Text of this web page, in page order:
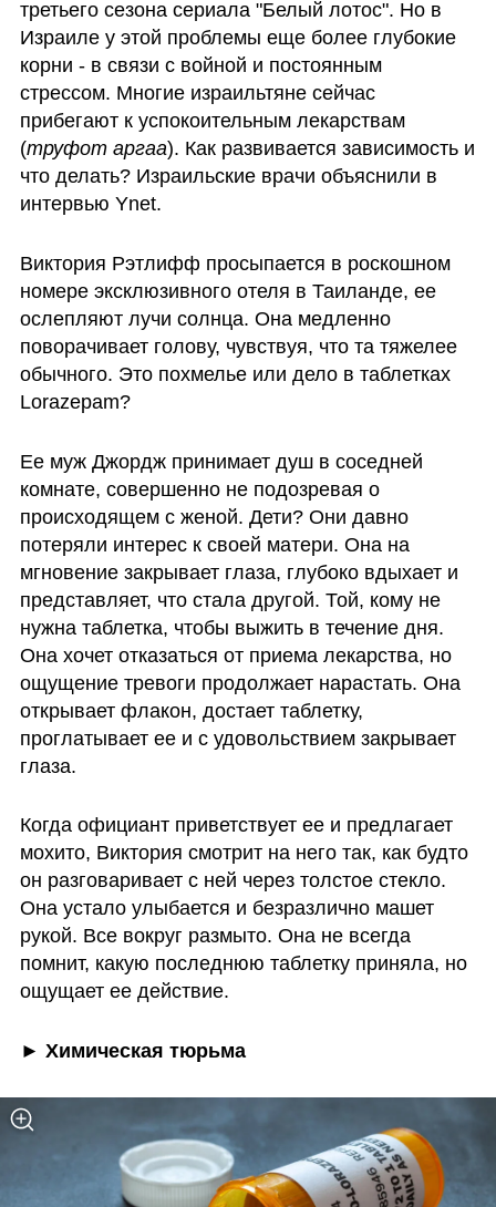
третьего сезона сериала "Белый лотос". Но в
Израиле у этой проблемы еще более глубокие
корни - в связи с войной и постоянным
стрессом. Многие израильтяне сейчас
прибегают к успокоительным лекарствам
(труфот аргаа). Как развивается зависимость и
что делать? Израильские врачи объяснили в
интервью Ynet.
Виктория Рэтлифф просыпается в роскошном
номере эксклюзивного отеля в Таиланде, ее
ослепляют лучи солнца. Она медленно
поворачивает голову, чувствуя, что та тяжелее
обычного. Это похмелье или дело в таблетках
Lorazepam?
Ее муж Джордж принимает душ в соседней
комнате, совершенно не подозревая о
происходящем с женой. Дети? Они давно
потеряли интерес к своей матери. Она на
мгновение закрывает глаза, глубоко вдыхает и
представляет, что стала другой. Той, кому не
нужна таблетка, чтобы выжить в течение дня.
Она хочет отказаться от приема лекарства, но
ощущение тревоги продолжает нарастать. Она
открывает флакон, достает таблетку,
проглатывает ее и с удовольствием закрывает
глаза.
Когда официант приветствует ее и предлагает
мохито, Виктория смотрит на него так, как будто
он разговаривает с ней через толстое стекло.
Она устало улыбается и безразлично машет
рукой. Все вокруг размыто. Она не всегда
помнит, какую последнюю таблетку приняла, но
ощущает ее действие.
► Химическая тюрьма